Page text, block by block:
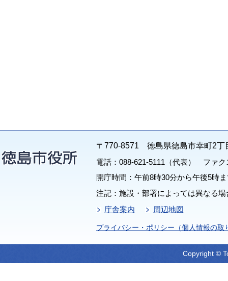
〒770-8571 徳島県徳島市幸町2丁
電話：088-621-5111（代表） ファク
開庁時間：午前8時30分から午後5時
注記：施設・部署によっては異なる
庁舎案内
周辺地図
プライバシー・ポリシー（個人情報の取
Copyright ©